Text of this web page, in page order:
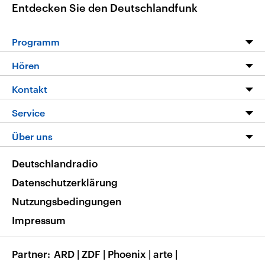
Entdecken Sie den Deutschlandfunk
Programm
Programm
Die Nachrichten
Nachrichtenleicht
Neue Beiträge auf dlf.de
Hören
Livestream
Podcasts
Deutschlandfunk App
Nachrichten App
Frequenzen
Kontakt
Hörerservice
Service
FAQ
Veranstaltungen
Musikliste
RSS
Über uns
Barrierefreiheit
Deutschlandradio
Datenschutzerklärung
Nutzungsbedingungen
Impressum
Partner ARD | ZDF | Phoenix | arte |